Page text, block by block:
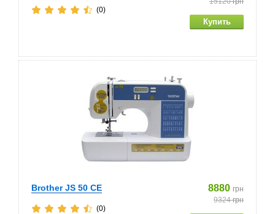
(0)
Brother JS 50 CE 8880 грн
9324грн
(0)